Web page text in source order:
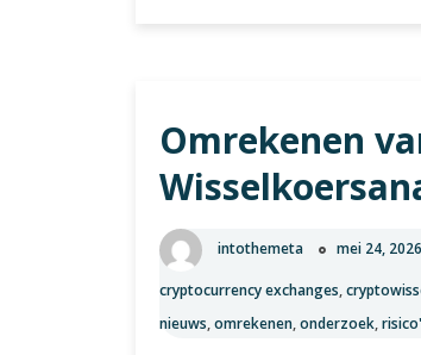
BTC
in
de
van
Omrekenen
intothemeta mei 24, 2026
cryptocurrency exchanges,
nieuws,omrekenen,onderzoek,